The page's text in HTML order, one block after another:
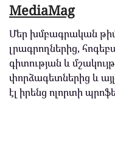
MediaMag
Մեր խմբագրական
լրագրողներից,
գիտության և
փորձագետներից և
էլ իրենց ոլորտի